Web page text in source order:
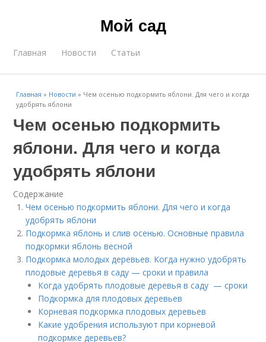
Мой сад
Главная Новости Статьи
Главная » Новости » Чем осенью подкормить яблони. Для чего и когда
удобрять яблони
Чем осенью подкормить
яблони. Для чего и когда
удобрять яблони
Содержание
Чем осенью подкормить яблони. Для чего и когда
удобрять яблони
Подкормка яблонь и слив осенью. Основные правила
подкормки яблонь весной
Подкормка молодых деревьев. Когда нужно удобрять
плодовые деревья в саду — сроки и правила
Когда удобрять плодовые деревья в саду — сроки
Подкормка для плодовых деревьев
Корневая подкормка плодовых деревьев
Какие удобрения используют при корневой
подкормке деревьев?